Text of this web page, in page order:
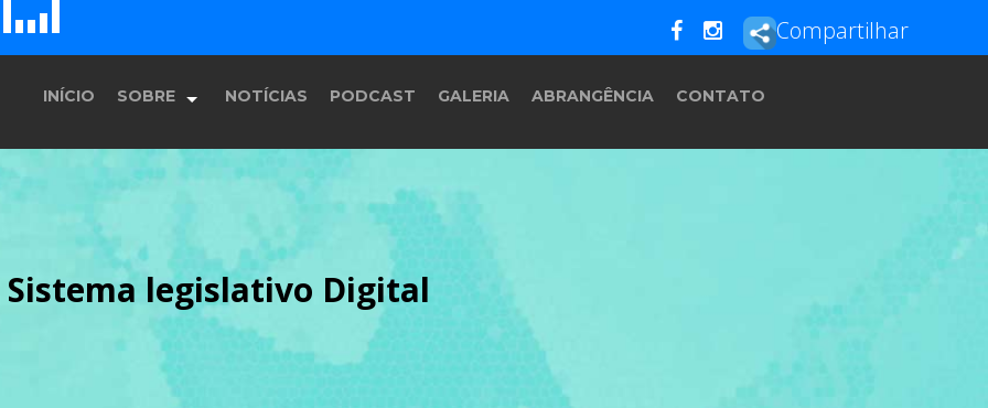
E F Compartilhar
INÍCIO SOBRE
História
Equipe
Programação
NOTÍCIAS PODCAST GALERIA ABRANGÊNCIA CONTATO
Sistema legislativo Digital